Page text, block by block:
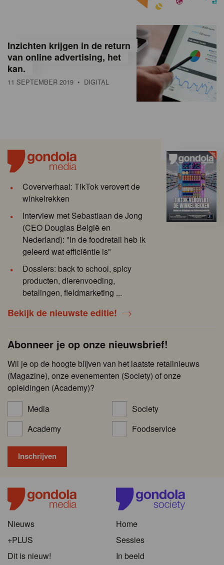
Inzichten krijgen in de return
van online advertising, het
kan.
11 SEPTEMBER 2019 • DIGITAL
Coververhaal: TikTok verovert de
winkelrekken
Interview met Sebastiaan de Jong
(CEO Douglas België en
Nederland): "In de foodretail heb ik
geleerd wat efficiëntie is"
Dossiers: back to school, spicy
producten, dierenvoeding,
betalingen, fieldmarketing ...
Bekijk de nieuwste editie!
Abonneer je op onze nieuwsbrief!
Wil je op de hoogte blijven van het laatste retailnieuws
(Magazine), onze evenementen (Society) of onze
opleidingen (Academy)?
Media
Society
Academy
Foodservice
Nieuws
+PLUS
Dit is nieuw!
Home
Sessies
In beeld